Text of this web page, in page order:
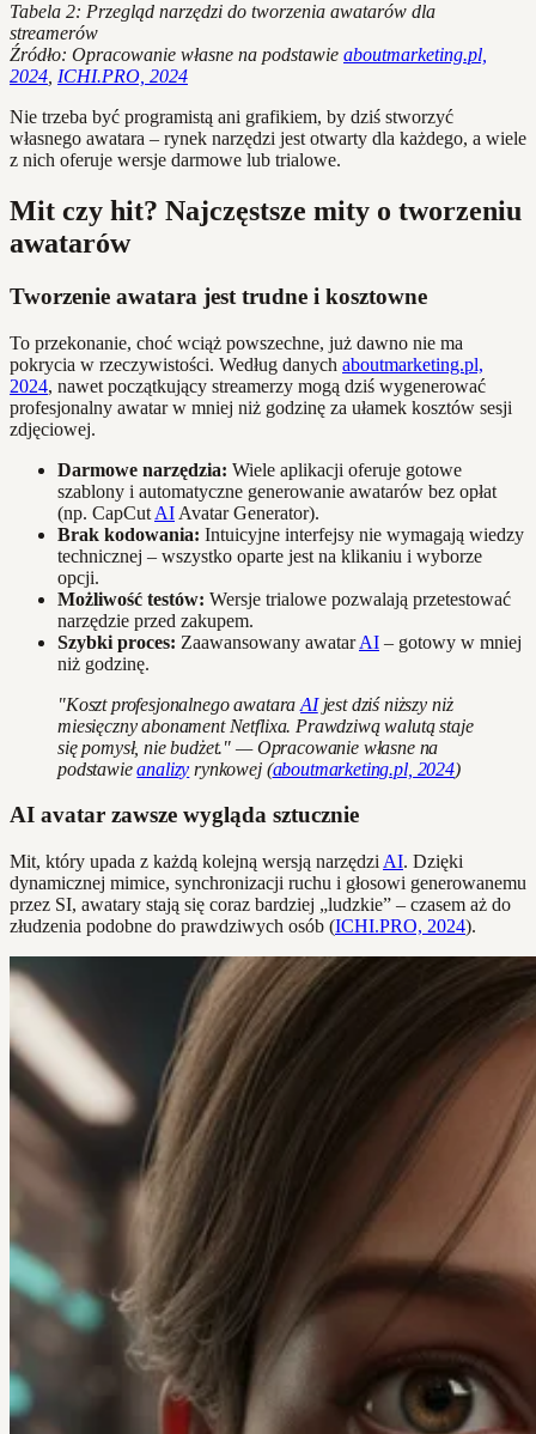
Tabela 2: Przegląd narzędzi do tworzenia awatarów dla
streamerów
Źródło: Opracowanie własne na podstawie aboutmarketing.pl,
2024 ICHI.PRO, 2024
Nie trzeba być programistą ani grafikiem, by dziś stworzyć
własnego awatara – rynek narzędzi jest otwarty dla każdego, a wiele
z nich oferuje wersje darmowe lub trialowe.
Mit czy hit? Najczęstsze mity o tworzeniu
awatarów
Tworzenie awatara jest trudne i kosztowne
To przekonanie, choć wciąż powszechne, już dawno nie ma
pokrycia w rzeczywistości. Według danych aboutmarketing.pl,
2024, nawet początkujący streamerzy mogą dziś wygenerować
profesjonalny awatar w mniej niż godzinę za ułamek kosztów sesji
zdjęciowej.
Darmowe narzędzia: Wiele aplikacji oferuje gotowe
szablony i automatyczne generowanie awatarów bez opłat
(np. CapCut AI Avatar Generator).
Brak kodowania: Intuicyjne interfejsy nie wymagają wiedzy
technicznej – wszystko oparte jest na klikaniu i wyborze
opcji.
Możliwość testów: Wersje trialowe pozwalają przetestować
narzędzie przed zakupem.
Szybki proces: Zaawansowany awatarAI – gotowy w mniej
niż godzinę.
"Koszt profesjonalnego awataraAIjest dziś niższy niż
miesięczny abonament Netflixa. Prawdziwą walutą staje
się pomysł, nie budżet." — Opracowanie własne na
podstawieanalizy rynkowej (aboutmarketing.pl, 2024)
AI avatar zawsze wygląda sztucznie
Mit, który upada z każdą kolejną wersją narzędzi AI. Dzięki
dynamicznej mimice, synchronizacji ruchu i głosowi generowanemu
przez SI, awatary stają się coraz bardziej „ludzkie” – czasem aż do
złudzenia podobne do prawdziwych osób (ICHI.PRO, 2024).